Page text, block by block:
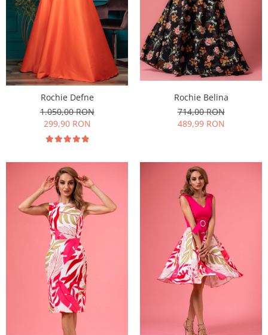
Rochie Defne
1.050,00 RON
299,90 RON
Rochie Belina
714,00 RON
489,99 RON